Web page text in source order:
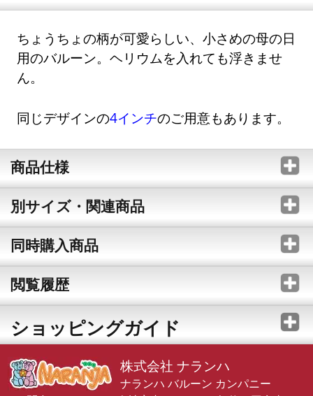
ちょうちょの柄が可愛らしい、小さめの母の日
用のバルーン。ヘリウムを入れても浮きませ
ん。
同じデザインの4インチのご用意もあります。
商品仕様
別サイズ・関連商品
同時購入商品
閲覧履歴
ショッピングガイド
株式会社 ナランハ
ナランハ バルーン カンパニー